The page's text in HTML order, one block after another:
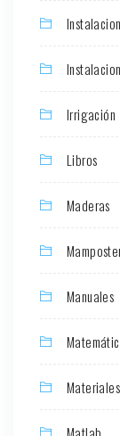
Irrigación
Libros
Maderas
Manuales